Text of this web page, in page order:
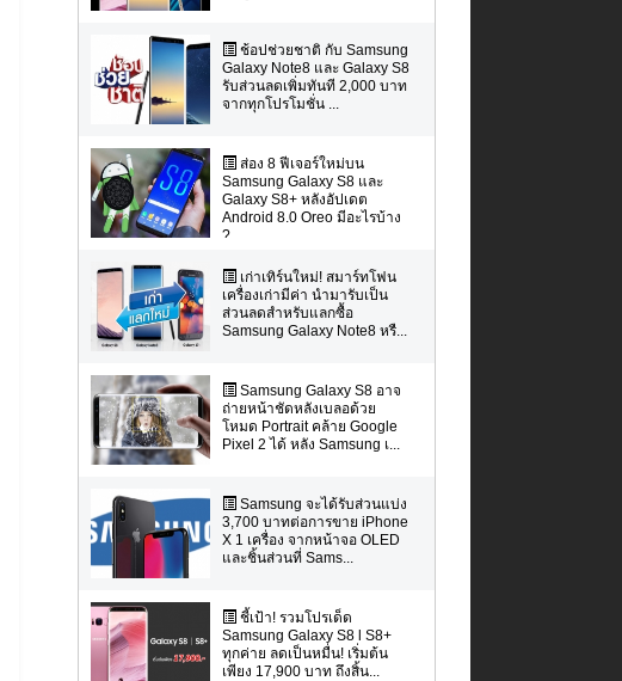
ช้อปช่วยชาติ กับ Samsung
Galaxy Note8 และ Galaxy S8
รับส่วนลดเพิ่มทันที 2,000 บาท
จากทุกโปรโมชั่น ...
ส่อง 8 ฟีเจอร์ใหม่บน
Samsung Galaxy S8 และ
Galaxy S8+ หลังอัปเดต
Android 8.0 Oreo มีอะไรบ้าง
?
เก่าเทิร์นใหม่! สมาร์ทโฟน
เครื่องเก่ามีค่า นำมารับเป็น
ส่วนลดสำหรับแลกซื้อ
Samsung Galaxy Note8 หรื...
Samsung Galaxy S8 อาจ
ถ่ายหน้าชัดหลังเบลอด้วย
โหมด Portrait คล้าย Google
Pixel 2 ได้ หลัง Samsung เ...
Samsung จะได้รับส่วนแบ่ง
3,700 บาทต่อการขาย iPhone
X 1 เครื่อง จากหน้าจอ OLED
และชิ้นส่วนที่ Sams...
ชี้เป้า! รวมโปรเด็ด
Samsung Galaxy S8 l S8+
ทุกค่าย ลดเป็นหมื่น! เริ่มต้น
เพียง 17,900 บาท ถึงสิ้น...